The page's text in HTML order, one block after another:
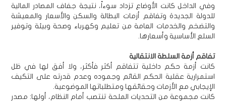
وفي الداخل كانت الأوضاع تزداد سوءاً، نتيجة جفاف المصادر المالية
للدولة الجديدة وتفاقم أزمات البطالة والسكن والأسعار والمعيشة
والتضخم والخدمات العامة من تعليم وكهرباء وصحة وبيئة وتوفير
السلع الأساسية وأسعارها.
تفاقم أزمة السلطة الانتقالية
كانت أزمة حكم داخلية تتفاقم أكثر فأكثر، ولا أفق لها في ظل
استمرارية عقلية الحكم القائم وجموده وعدم قدرته على التكيف
الإيجابي مع الأزمات وحقائقها ومتطلباتها الموضوعية.
كانت مجموعة من التحديات الملحة تنتصب أمام النظام، أولها: مصدر